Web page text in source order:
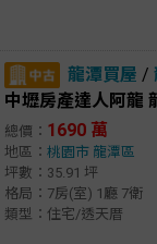
龍潭買屋 /
中壢房產達人阿龍
總價： 1690 萬
地區： 桃園市 龍潭區
坪數：35.91 坪
格局：7房(室) 1廳 7衛
類型：住宅/透天厝